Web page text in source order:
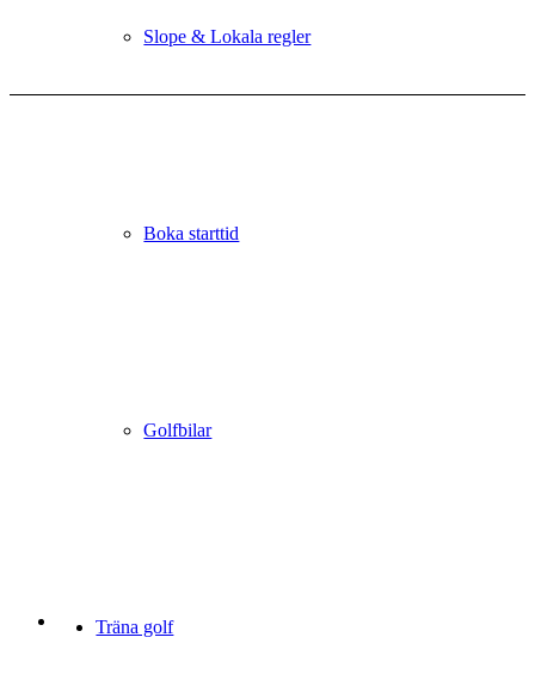
Slope & Lokala regler
Boka starttid
Golfbilar
Träna golf